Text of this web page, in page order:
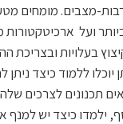
מצבים. מומחים
ועל
בעלויות ובצריכת
יוכלו ללמוד כיצד
תכנונים לצרכים
ילמדו כיצד יש